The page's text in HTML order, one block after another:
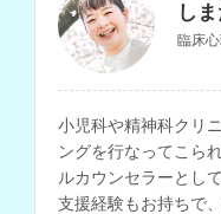
し
臨床
小児科や精神科クリ
ングを行なってこら
ルカウンセラーとし
支援経験もお持ちで